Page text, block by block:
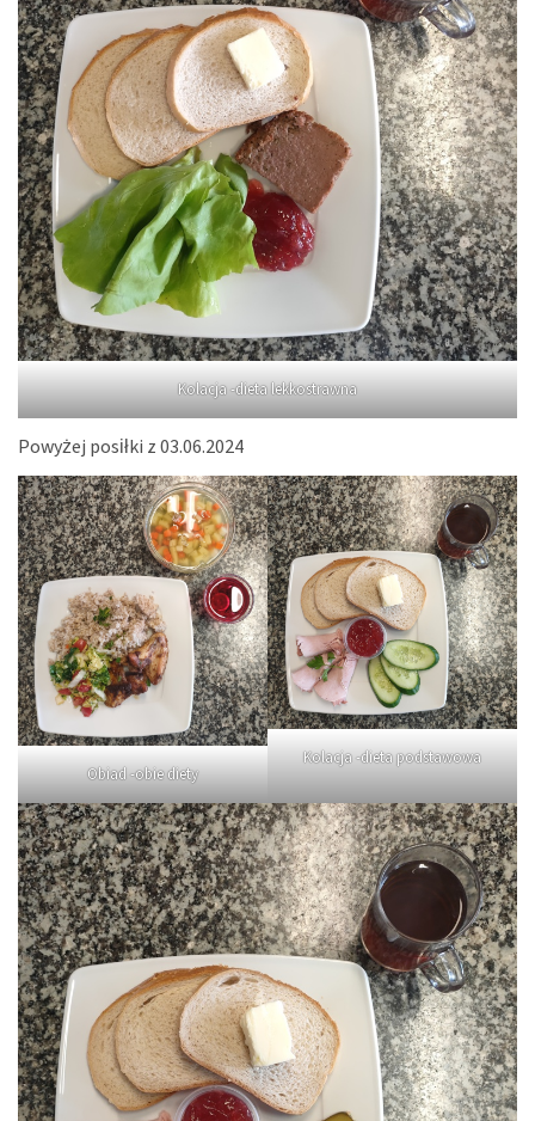
Kolacja -dieta lekkostrawna
Powyżej posiłki z 03.06.2024
Obiad -obie diety
Kolacja -dieta podstawowa